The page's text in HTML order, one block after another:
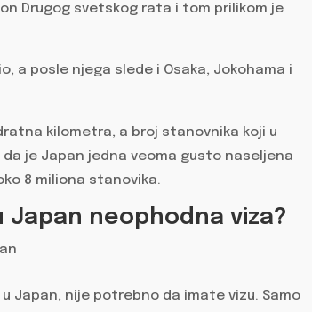
Drugog svetskog rata i tom prilikom je
a posle njega slede i Osaka, Jokohama i
kilometra, a broj stanovnika koji u
da je Japan jedna veoma gusto naseljena
8 miliona stanovika.
Japan neophodna viza?
Japan, nije potrebno da imate vizu. Samo